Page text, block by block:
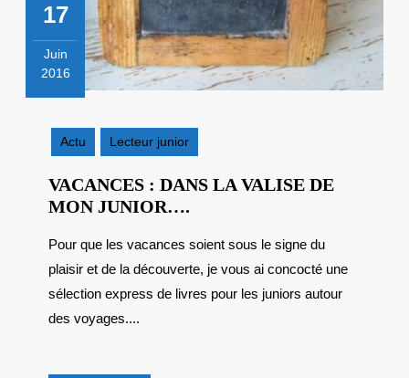
17
Juin
2016
2016
Actu
Lecteur junior
VACANCES : DANS LA VALISE DE
MON JUNIOR….
DANS
LA
VALISE
Pour que les vacances soient sous le signe du
plaisir et de la découverte, je vous ai concocté une
sélection express de livres pour les juniors autour
des voyages....